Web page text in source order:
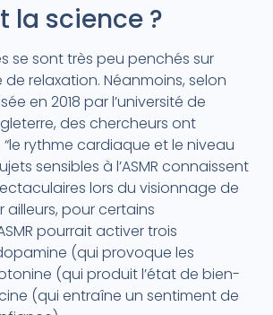
la science ?
se sont très peu penchés sur
relaxation. Néanmoins, selon
en 2018 par l’université de
des chercheurs ont
rythme cardiaque et le niveau
sensibles à l’ASMR connaissent
lors du visionnage de
ailleurs, pour certains
pourrait activer trois
(qui provoque les
(qui produit l’état de bien-
(qui entraîne un sentiment de